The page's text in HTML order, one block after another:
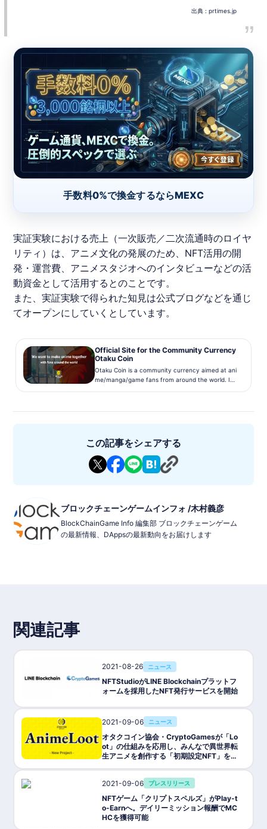
出典 : prtimes.jp
手数料0%で換金するならMEXC
実証実験における売上（一次販売／二次流通時のロイヤ
リティ）は、アニメ文化の発展のため、 NFT活用の開
発・運営費、アニメスタジオへのインタビューなどの活
動資金として活用するとのことです。
また、実証実験で得られた知見は公式ブログなどを通じ
てオープンにしていくとしています。
Official Site for the Community Currency
Otaku Coin
Otaku Coin is a community currency aimed at ani
me/manga/game fans from around the world. Ins
この記事をシェアする
ブロックチェーンゲームインフォ /木村義彦
BlockChainGame Info 編集部 ブロックチェーンゲーム
の最新情報、DAppsの最新動向をお届けします
関連記事
2021-08-26 ニュース
NFTStudioがLINE Blockchainプラットフ
ォームを採用したNFT発行サービスを開始
2021-09-06 ニュース
オタクコイン協会・CryptoGamesが「Lo
ot」の仕組みを応用し、みんなで異世界転
生アニメを創作する「初期設定NFT」を無
2021-09-06
プレスリリース
NFTゲーム「クリプトスペルズ」がPlay-t
o-Earnへ。デイリーミッション報酬でMC
HCを獲得可能